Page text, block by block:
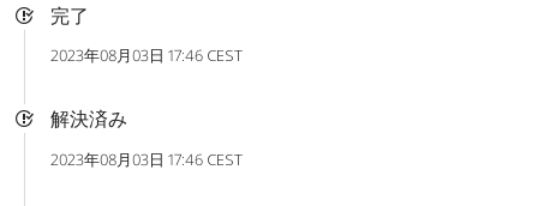
完了
2023年08月03日 17:46 CEST
解決済み
2023年08月03日 17:46 CEST